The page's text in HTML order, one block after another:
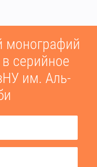
монографий
серийное
им. Аль-